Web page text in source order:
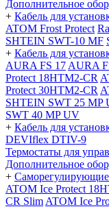
Дополнительное
+ Кабель для
ATOM Frost Protect
SHTEIN SWT-10 MF
+ Кабель для
AURA FS 17 AURA
Protect 18HTM2-CR
Protect 30HTM2-CR
SHTEIN SWT 25 MP
SWT 40 MP UV
+ Кабель для
DEVIflex DTIV-9
Термостаты для
Дополнительное
+
ATOM Ice Protect
CR Slim ATOM Ice